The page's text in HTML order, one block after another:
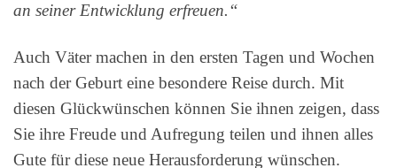
an seiner Entwicklung erfreuen.“
Auch Väter machen in den ersten Tagen und Wochen
nach der Geburt eine besondere Reise durch. Mit
diesen Glückwünschen können Sie ihnen zeigen, dass
Sie ihre Freude und Aufregung teilen und ihnen alles
Gute für diese neue Herausforderung wünschen.